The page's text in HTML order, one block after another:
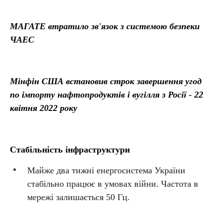
МАГАТЕ втратило зв'язок з системою безпеки
ЧАЕС
Мінфін США встановив строк завершення угод
по імпорту нафтопродуктів і вугілля з Росії - 22
квітня 2022 року
Стабільність інфраструктури
Майже два тижні енергосистема України
стабільно працює в умовах війни. Частота в
мережі залишається 50 Гц.